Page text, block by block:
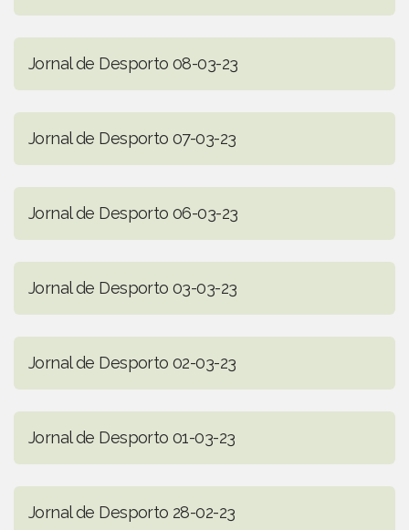
Jornal de Desporto 08-03-23
Jornal de Desporto 07-03-23
Jornal de Desporto 06-03-23
Jornal de Desporto 03-03-23
Jornal de Desporto 02-03-23
Jornal de Desporto 01-03-23
Jornal de Desporto 28-02-23